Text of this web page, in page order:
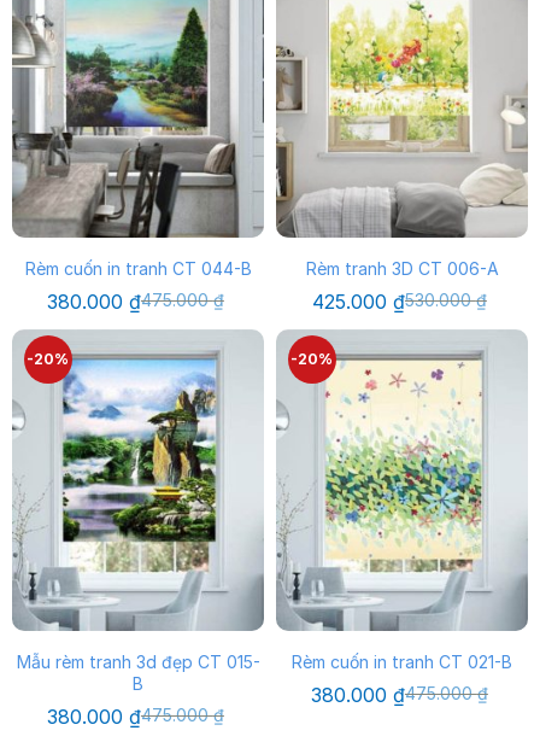
Rèm cuốn in tranh CT 044-B
475.000₫
Giá
gốc
475.000 ₫.
380.000 ₫Giá
hiện
là:
380.000 ₫.
Rèm tranh 3D CT 006-A
530.000₫
Giá
gốc
530.000 ₫.
425.000 ₫Giá
hiện
là:
425.000 ₫.
-20%
Mẫu rèm tranh 3d đẹp CT 015-
B
475.000₫
Giá
gốc
380.000 ₫Giá
hiện
-20%
Rèm cuốn in tranh CT 021-B
475.000₫
Giá
gốc
380.000 ₫Giá
hiện